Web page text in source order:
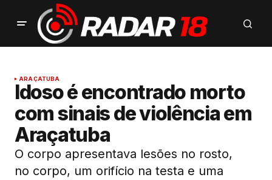
ARAÇATUBA
Idoso é encontrado morto
com sinais de violência em
Araçatuba
O corpo apresentava lesões no rosto,
no corpo, um orifício na testa e uma